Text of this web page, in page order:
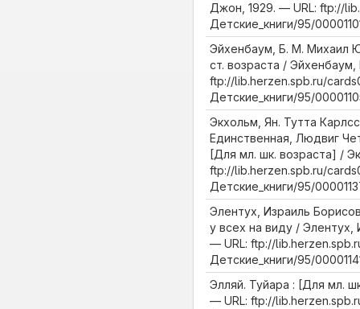
Джон, 1929. — URL: ftp://
Детские_книги/95/
Эйхенбаум, Б. М. Михаил
ст. возраста /
ftp://lib.herzen.spb.ru/
Детские_книги/95/
Экхольм, Ян. Тутта
Единственная, Людвиг
[Для мл. шк. возраста] /
ftp://lib.herzen.spb.ru/
Детские_книги/95/
Элентух, Израиль
у всех на виду / Элентух,
— URL: ftp://
Детские_книги/95/
Элляй. Туйара : [Для мл.
— URL: ftp://